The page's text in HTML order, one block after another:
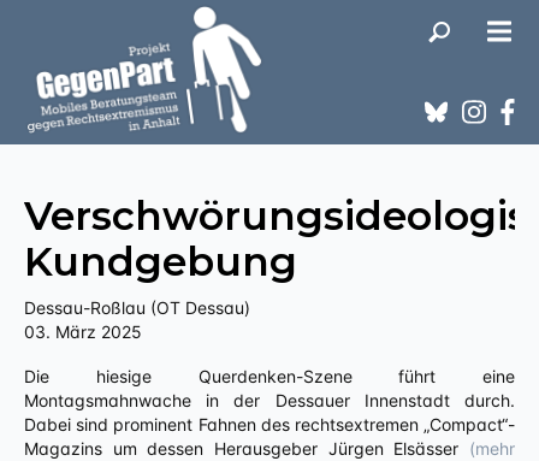
Kundgebung
Dessau-Roßlau (OT Dessau)
03. März 2025
Die hiesige Querdenken-Szene führt eine
Montagsmahnwache in der Dessauer Innenstadt durch.
Dabei sind prominent Fahnen des rechtsextremen „Compact“-
Magazins um dessen Herausgeber Jürgen Elsässer (mehr